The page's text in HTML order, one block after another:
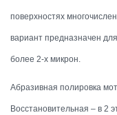
поверхностях
вариант предназначен
более 2-х микрон.
Абразивная полировка
Восстановительная – в 2